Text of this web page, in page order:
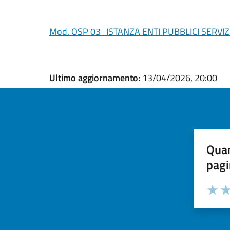
Mod. OSP 03_ISTANZA ENTI PUBBLICI
Ultimo aggiornamento: 13/04/2026, 20:00
Valuta